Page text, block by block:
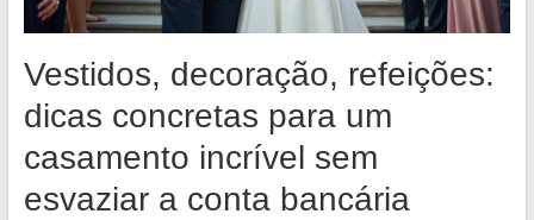
Vestidos, decoração, refeições:
dicas concretas para um
casamento incrível sem
esvaziar a conta bancária